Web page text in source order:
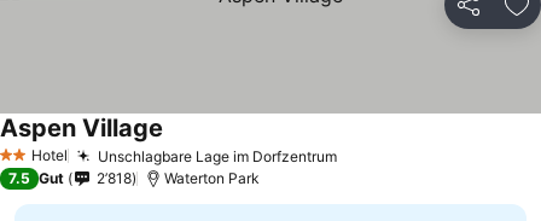
Teilen
2 Sterne
Hotel Unschlagbare Lage im Dorfzentrum
Aspen Village
7.5 Gut 2’818 Waterton Park